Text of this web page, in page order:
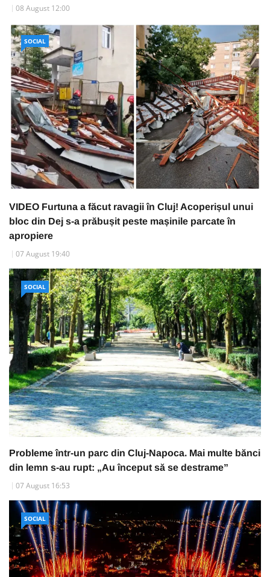
08 August 12:00
SOCIAL
VIDEO Furtuna a făcut ravagii în Cluj! Acoperișul unui
bloc din Dej s-a prăbușit peste mașinile parcate în
apropiere
07 August 19:40
SOCIAL
Probleme într-un parc din Cluj-Napoca. Mai multe bănci
din lemn s-au rupt: „Au început să se destrame”
07 August 16:53
SOCIAL